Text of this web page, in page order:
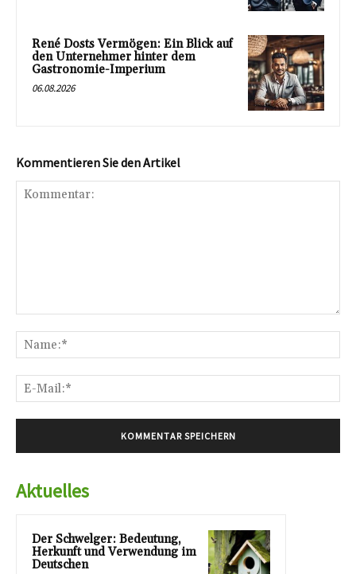
René Dosts Vermögen: Ein Blick auf
den Unternehmer hinter dem
Gastronomie-Imperium
06.08.2026
Kommentieren Sie den Artikel
Aktuelles
Der Schwelger: Bedeutung,
Herkunft und Verwendung im
Deutschen